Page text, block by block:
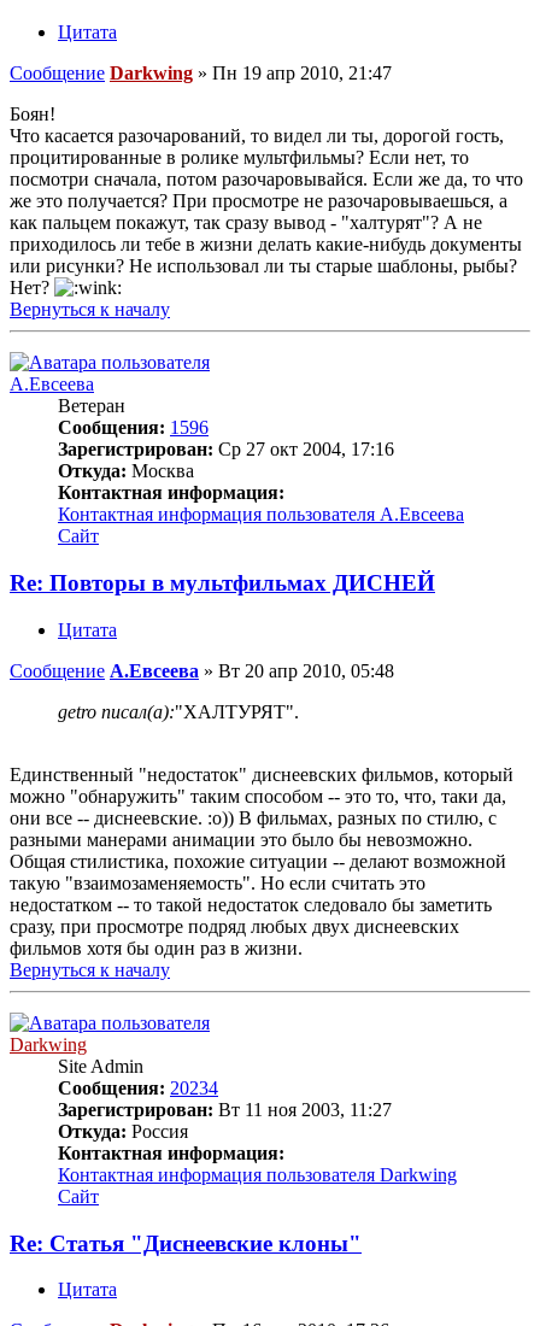
Цитата
Сообщение Darkwing » Пн 19 апр 2010, 21:47
Боян!
Что касается разочарований, то видел ли ты, дорогой гость,
процитированные в ролике мультфильмы? Если нет, то
посмотри сначала, потом разочаровывайся. Если же да, то что
же это получается? При просмотре не разочаровываешься, а
как пальцем покажут, так сразу вывод - "халтурят"? А не
приходилось ли тебе в жизни делать какие-нибудь документы
или рисунки? Не использовал ли ты старые шаблоны, рыбы?
Нет?
Вернуться к началу
А.Евсеева
Ветеран
Сообщения: 1596
Зарегистрирован: Ср 27 окт 2004, 17:16
Откуда: Москва
Контактная информация:
Контактная информация пользователя А.Евсеева
Сайт
Re: Повторы в мультфильмах ДИСНЕЙ
Цитата
Сообщение А.Евсеева » Вт 20 апр 2010, 05:48
getro писал(а):"ХАЛТУРЯТ".
Единственный "недостаток" диснеевских фильмов, который
можно "обнаружить" таким способом -- это то, что, таки да,
они все -- диснеевские. :о)) В фильмах, разных по стилю, с
разными манерами анимации это было бы невозможно.
Общая стилистика, похожие ситуации -- делают возможной
такую "взаимозаменяемость". Но если считать это
недостатком -- то такой недостаток следовало бы заметить
сразу, при просмотре подряд любых двух диснеевских
фильмов хотя бы один раз в жизни.
Вернуться к началу
Darkwing
Site Admin
Сообщения: 20234
Зарегистрирован: Вт 11 ноя 2003, 11:27
Откуда: Россия
Контактная информация:
Контактная информация пользователя Darkwing
Сайт
Re: Статья "Диснеевские клоны"
Цитата